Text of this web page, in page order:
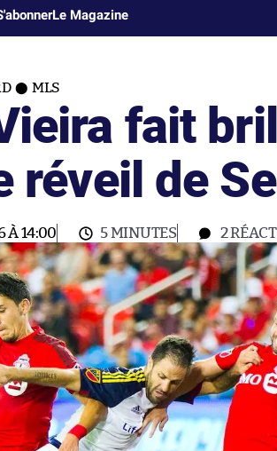
Le Magazine
MLS
fait
réveil de
À 14:00 5 MINUTES 2